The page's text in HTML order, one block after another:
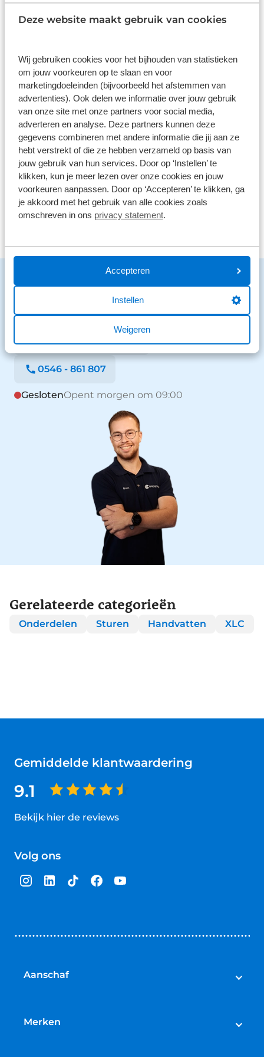
Deze website maakt gebruik van cookies
Wij gebruiken cookies voor het bijhouden van statistieken
om jouw voorkeuren op te slaan en voor
marketingdoeleinden (bijvoorbeeld het afstemmen van
advertenties). Ook delen we informatie over jouw gebruik
van onze site met onze partners voor social media,
adverteren en analyse. Deze partners kunnen deze
gegevens combineren met andere informatie die jij aan ze
hebt verstrekt of die ze hebben verzameld op basis van
jouw gebruik van hun services. Door op ‘Instellen’ te
klikken, kun je meer lezen over onze cookies en jouw
voorkeuren aanpassen. Door op ‘Accepteren’ te klikken, ga
je akkoord met het gebruik van alle cookies zoals
omschreven in ons privacy statement.
Accepteren
Instellen
Weigeren
9,0
5 1161 reviews
4 289 reviews
3 61 reviews
2 41 reviews
1 26 reviews
Bekijk alle reviews
Benieuwd naar de mogelijkheden?
We staan voor je klaar en helpen graag.
Stuur een bericht
Stuur een WhatsApp
0546 - 861 807
GeslotenOpent morgen om 09:00
Gerelateerde categorieën
Onderdelen Sturen Handvatten XLC
Gemiddelde klantwaardering
9.1
Bekijk hier de reviews
van
sterren
Volg ons
Aanschaf
Speed pedelecs
Merken